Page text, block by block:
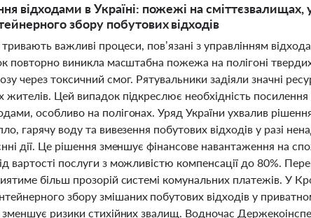
відходами в Україні: пожежі на
збору побутових відходів
тривають важливі процеси, пов’язані з управлінням
повторно виникла масштабна пожежа на полігоні
через токсичний смог. Рятувальники задіяли значні
жителів. Цей випадок підкреслює необхідність
особливо на полігонах. Уряд України ухвалив
гарячу воду та вивезення побутових відходів у разі
дії. Це рішення зменшує фінансове навантаження на
вартості послуги з можливістю компенсації до 80%.
більш прозорій системі комунальних платежів. У
збору змішаних побутових відходів у
зменшує ризики стихійних звалищ. Водночас